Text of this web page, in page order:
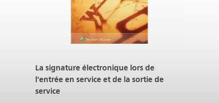
La signature électronique lors de
l'entrée en service et de la sortie de
service